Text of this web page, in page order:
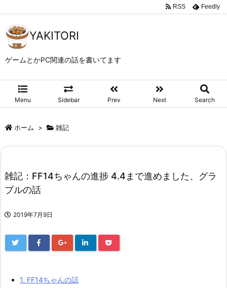
YAKITORI
ゲームとかPC関連の話を書いてます
Menu Sidebar Prev Next Search
RSS Feedly
ホーム > 雑記
雑記：FF14ちゃんの進捗 4.4まで進めました、グラ
ブルの話
2019年7月9日
1. FF14ちゃんの話